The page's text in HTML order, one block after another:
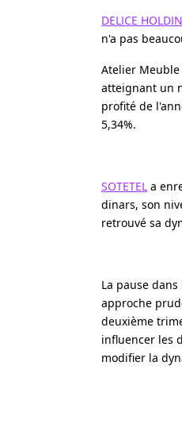
DELICE
n'a pas
Atelier
atteignant un
profité de
5,34%.
SOTETEL a
dinars, son
retrouvé sa
La pause
approche
deuxième
influencer les
modifier la